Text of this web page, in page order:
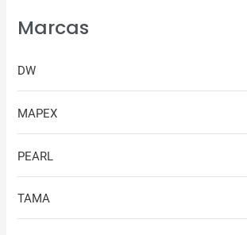
Marcas
DW
MAPEX
PEARL
TAMA